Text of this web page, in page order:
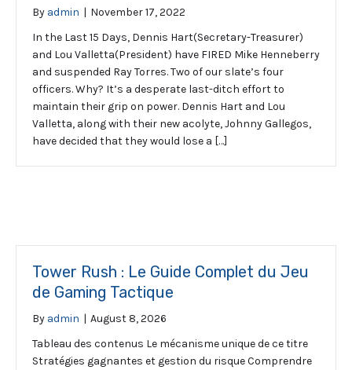
By admin | November 17, 2022
In the Last 15 Days, Dennis Hart(Secretary-Treasurer)
and Lou Valletta(President) have FIRED Mike Henneberry
and suspended Ray Torres. Two of our slate’s four
officers. Why? It’s a desperate last-ditch effort to
maintain their grip on power. Dennis Hart and Lou
Valletta, along with their new acolyte, Johnny Gallegos,
have decided that they would lose a […]
Tower Rush : Le Guide Complet du Jeu
de Gaming Tactique
By admin | August 8, 2026
Tableau des contenus Le mécanisme unique de ce titre
Stratégies gagnantes et gestion du risque Comprendre